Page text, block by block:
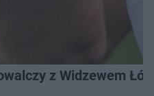
z Widzewem